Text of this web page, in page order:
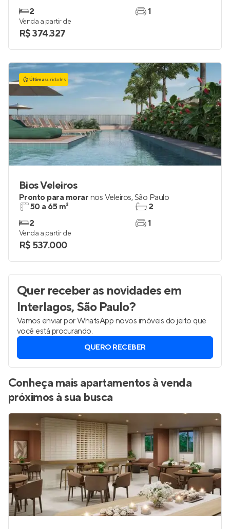
2
1
Venda a partir de
R$ 374.327
Últimasunidades
Bios Veleiros
Pronto para morar nos Veleiros,São Paulo
50 a 65 m²
2
2
1
Venda a partir de
R$ 537.000
Quer receber as novidadesem
Interlagos, São Paulo?
Vamos enviar por WhatsApp novos imóveis do jeito que
você está procurando.
QUERO RECEBER
Conheça mais apartamentos à venda
próximos à sua busca